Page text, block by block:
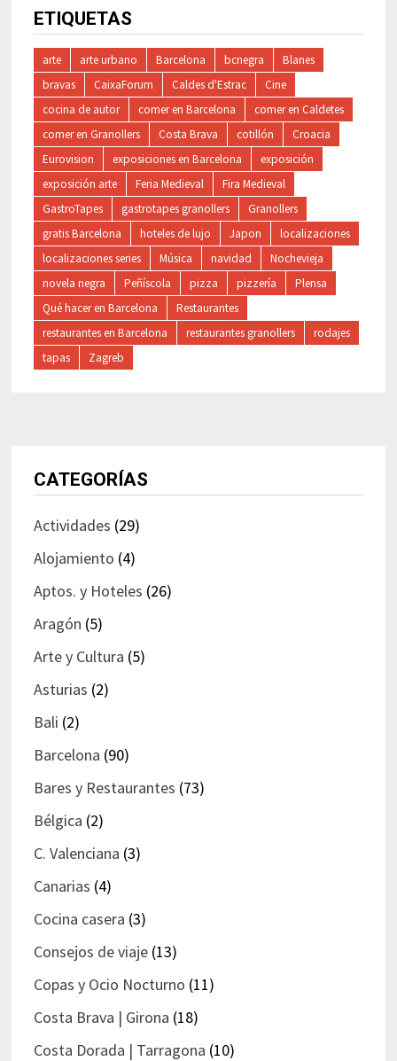
ETIQUETAS
arte arte urbano Barcelona bcnegra
Blanes
bravas
CaixaForum Caldes d'Estrac
Cine
cocina de autor
comer en Barcelona
comer en Caldetes
comer en Granollers
Costa Brava cotillón
Croacia
Eurovision
exposiciones en Barcelona
exposición
exposición arte
Feria Medieval
Fira Medieval
GastroTapes
gastrotapes granollers
Granollers
gratis Barcelona
hoteles de lujo Japon
localizaciones
localizaciones series
Música navidad
Nochevieja
novela negra
Peñíscola pizza pizzería
Plensa
Qué hacer en Barcelona
Restaurantes
restaurantes en Barcelona
restaurantes granollers
rodajes
tapas
Zagreb
CATEGORÍAS
Actividades (29)
Alojamiento (4)
Aptos. y Hoteles (26)
Aragón (5)
Arte y Cultura (5)
Asturias (2)
Bali (2)
Barcelona (90)
Bares y Restaurantes (73)
Bélgica (2)
C. Valenciana (3)
Canarias (4)
Cocina casera (3)
Consejos de viaje(13)
Copas y Ocio Nocturno (11)
Costa Brava | Girona (18)
Costa Dorada | Tarragona (10)